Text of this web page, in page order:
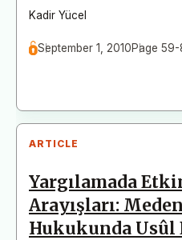
Kadir Yücel
September 1, 2010Page
ARTICLE
Yargılamada
Arayışları:
Hukukunda Usûl